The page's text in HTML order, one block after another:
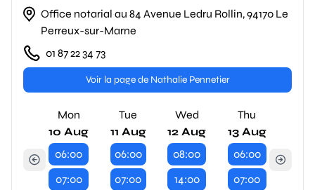
Office notarial au 84 Avenue Ledru Rollin, 94170 Le
Perreux-sur-Marne
01 87 22 34 73
Voir la page de Nathalie Pennetier
Mon
10 Aug
06:00
07:00
Tue
11 Aug
06:00
07:00
Wed
12 Aug
08:00
14:00
Thu
13 Aug
06:00
07:00